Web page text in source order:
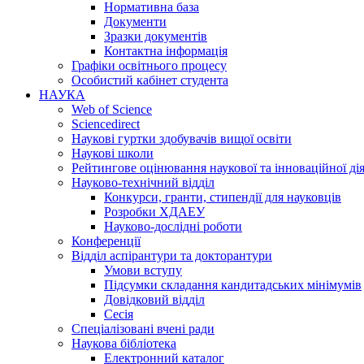
Нормативна база
Документи
Зразки документів
Контактна інформація
Графіки освітнього процесу
Особистий кабінет студента
НАУКА
Web of Science
Sciencedirect
Наукові гуртки здобувачів вищої освіти
Наукові школи
Рейтингове оцінювання наукової та інноваційної
Науково-технічний відділ
Конкурси, гранти, стипендії для науковців
Розробки ХДАЕУ
Науково-дослідні роботи
Конференції
Відділ аспірантури та докторантури
Умови вступу
Підсумки складання кандитадських мінімумів
Довідковий відділ
Сесія
Спеціалізовані вчені ради
Наукова бібліотека
Електронний каталог